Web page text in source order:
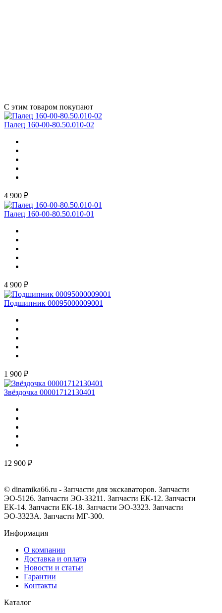
С этим товаром покупают
Палец 160-00-80.50.010-02
4 900 ₽
Палец 160-00-80.50.010-01
4 900 ₽
Подшипник 00095000009001
1 900 ₽
Звёздочка 00001712130401
12 900 ₽
© dinamika66.ru - Запчасти для экскаваторов. Запчасти
ЭО-5126. Запчасти ЭО-33211. Запчасти ЕК-12. Запчасти
ЕК-14. Запчасти ЕК-18. Запчасти ЭО-3323. Запчасти
ЭО-3323А. Запчасти МГ-300.
Информация
О компании
Доставка и оплата
Новости и статьи
Гарантии
Контакты
Каталог